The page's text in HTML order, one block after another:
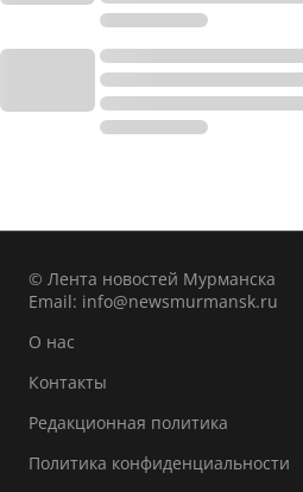
© Лента новостей Мурманска
Email: info@newsmurmansk.ru
О нас
Контакты
Редакционная политика
Политика конфиденциальности